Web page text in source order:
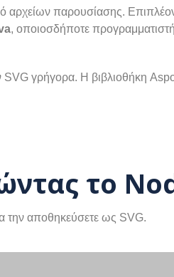
αρχείων παρουσίασης.
, οποιοσδήποτε
γρήγορα. Η βιβλιοθήκη
το
την αποθηκεύσετε ως SVG.